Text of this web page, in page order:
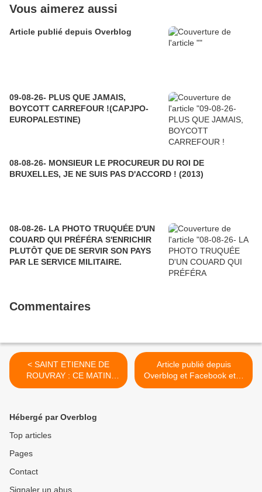
Vous aimerez aussi
Article publié depuis Overblog
09-08-26- PLUS QUE JAMAIS,
BOYCOTT CARREFOUR !(CAPJPO-
EUROPALESTINE)
08-08-26- MONSIEUR LE PROCUREUR DU ROI DE
BRUXELLES, JE NE SUIS PAS D'ACCORD ! (2013)
08-08-26- LA PHOTO TRUQUÉE D'UN
COUARD QUI PRÉFÉRA S'ENRICHIR
PLUTÔT QUE DE SERVIR SON PAYS
PAR LE SERVICE MILITAIRE.
Commentaires
< SAINT ETIENNE DE
ROUVRAY : CE MATIN
RAPPEL DE LA MORT
Article publié depuis
Overblog et Facebook et X
(Twitter) >
Hébergé par Overblog
Top articles
Pages
Contact
Signaler un abus